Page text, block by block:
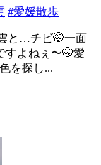
#愛媛散歩
と…チビ🤭一面
すよねぇ〜🤭愛
を探し...